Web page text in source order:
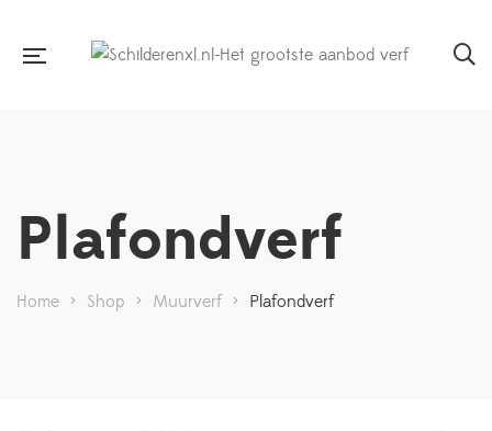
Plafondverf
Home > Shop > Muurverf > Plafondverf